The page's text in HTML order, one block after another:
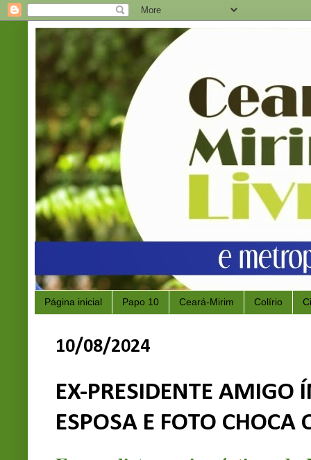
Página inicial Papo 10 Ceará-Mirim Colírio
10/08/2024
EX-PRESIDENTE AMIGO
ESPOSA E FOTO CHOCA